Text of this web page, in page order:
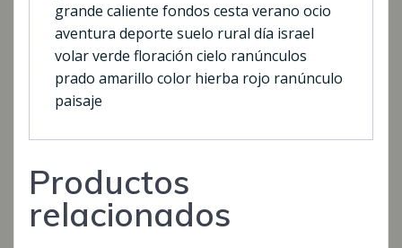
grande caliente fondos cesta verano ocio
aventura deporte suelo rural día israel
volar verde floración cielo ranúnculos
prado amarillo color hierba rojo ranúnculo
paisaje
Productos
relacionados